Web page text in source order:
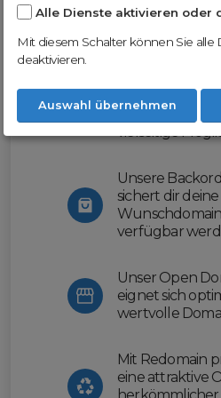
Nutze unsere
erleichtern wir
Domainhandel
vielseitige
Unsere
sichert dir deine
verfügbar
Unser Open
eignet sich
wertvolle
Mit Redomain
eine attraktive
Alle Dienste aktivieren oder
Mit diesem Schalter können Sie alle
deaktivieren.
Auswahl übernehmen